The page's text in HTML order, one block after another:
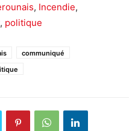
, Incendie,
, politique
communiqué